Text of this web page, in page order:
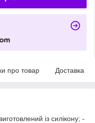
про товар Доставка
із силікону; -